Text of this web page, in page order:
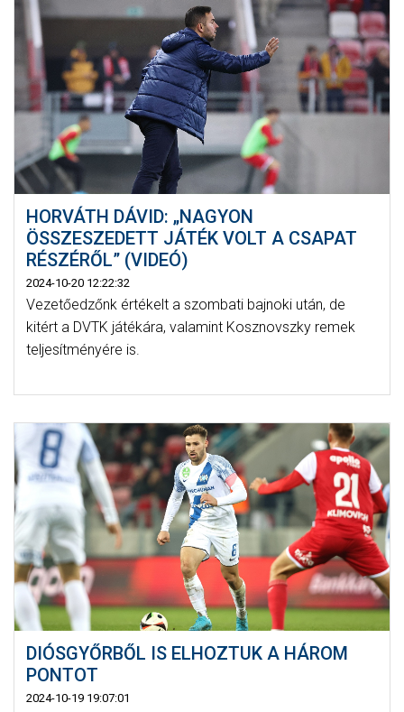
HORVÁTH DÁVID: „NAGYON
ÖSSZESZEDETT JÁTÉK VOLT A CSAPAT
RÉSZÉRŐL” (VIDEÓ)
2024-10-20 12:22:32
Vezetőedzőnk értékelt a szombati bajnoki után, de
kitért a DVTK játékára, valamint Kosznovszky remek
teljesítményére is.
DIÓSGYŐRBŐL IS ELHOZTUK A HÁROM
PONTOT
2024-10-19 19:07:01